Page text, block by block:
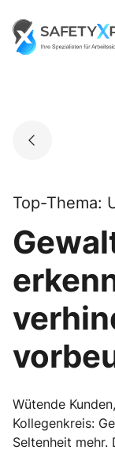
content
Go to landing
Top-Thema:
Wütende
Kollegenkreis:
Seltenheit